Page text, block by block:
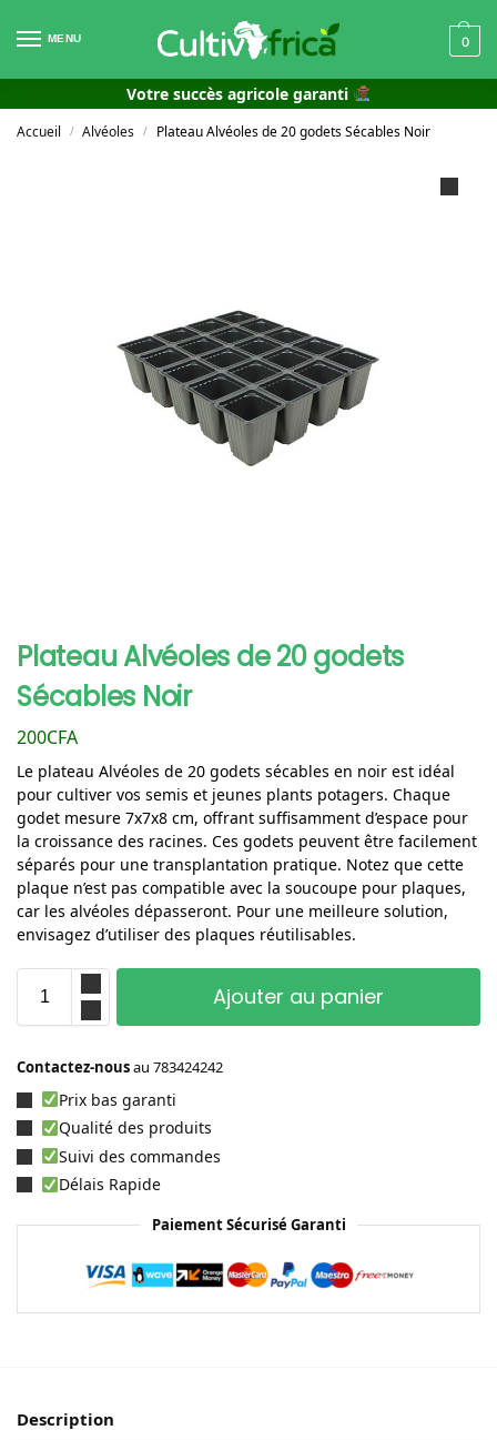
MENU 0
Votre succès agricole garanti
Accueil / Alvéoles / Plateau Alvéoles de 20 godets Sécables Noir
Plateau Alvéoles de 20 godets
Sécables Noir
200CFA
Le plateau Alvéoles de 20 godets sécables en noir est idéal
pour cultiver vos semis et jeunes plants potagers. Chaque
godet mesure 7x7x8 cm, offrant suffisamment d’espace pour
la croissance des racines. Ces godets peuvent être facilement
séparés pour une transplantation pratique. Notez que cette
plaque n’est pas compatible avec la soucoupe pour plaques,
car les alvéoles dépasseront. Pour une meilleure solution,
envisagez d’utiliser des plaques réutilisables.
Ajouter au panier
Contactez-nousau 783424242
Prix bas garanti
Qualité des produits
Suivi des commandes
Délais Rapide
Paiement Sécurisé Garanti
Description